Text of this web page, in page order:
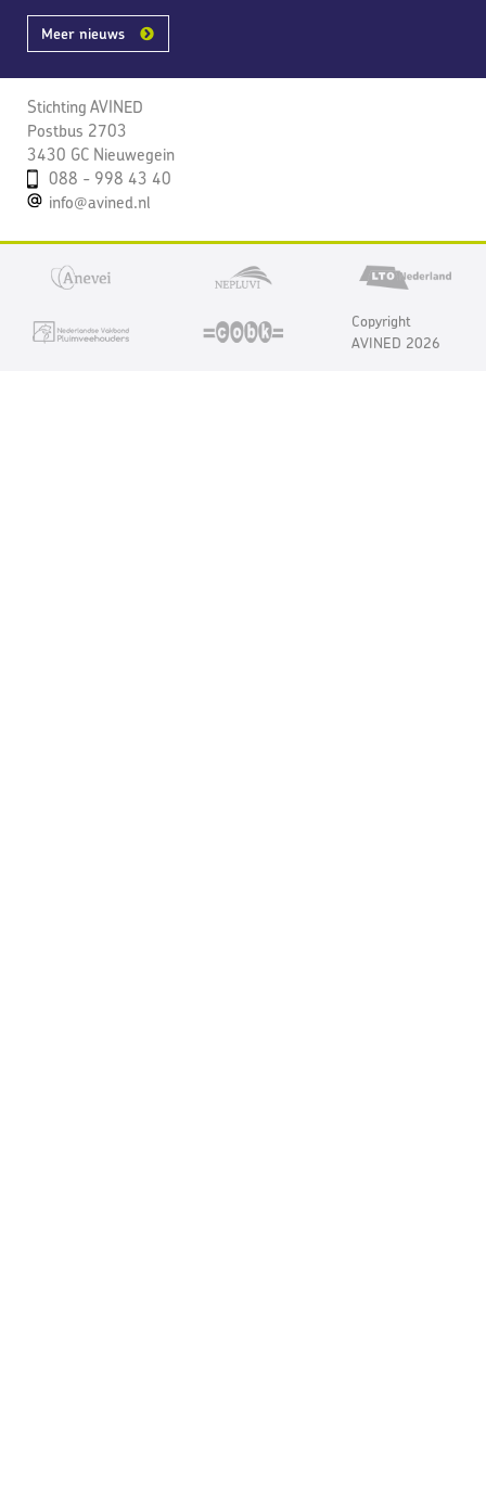
Meer nieuws
Stichting AVINED
Postbus 2703
3430 GC Nieuwegein
088 - 998 43 40
info@avined.nl
Copyright
AVINED 2026